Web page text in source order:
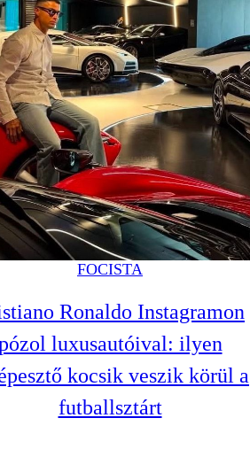
FOCISTA
Ronaldo Instagramon
luxusautóival: ilyen
kocsik veszik körül a
futballsztárt